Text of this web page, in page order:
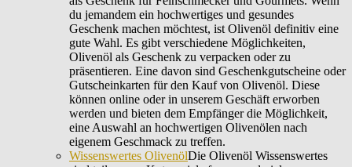
du jemandem ein hochwertiges und gesundes
Geschenk machen möchtest, ist Olivenöl definitiv eine
gute Wahl. Es gibt verschiedene Möglichkeiten,
Olivenöl als Geschenk zu verpacken oder zu
präsentieren. Eine davon sind Geschenkgutscheine oder
Gutscheinkarten für den Kauf von Olivenöl. Diese
können online oder in unserem Geschäft erworben
werden und bieten dem Empfänger die Möglichkeit,
eine Auswahl an hochwertigen Olivenölen nach
eigenem Geschmack zu treffen.
Wissenswertes OlivenölDie Olivenöl Wissenswertes